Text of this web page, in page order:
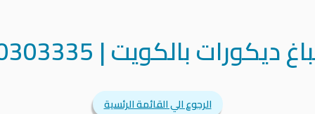
ديكورات بالكويت|
الرجوع الي القائمة الرئسية